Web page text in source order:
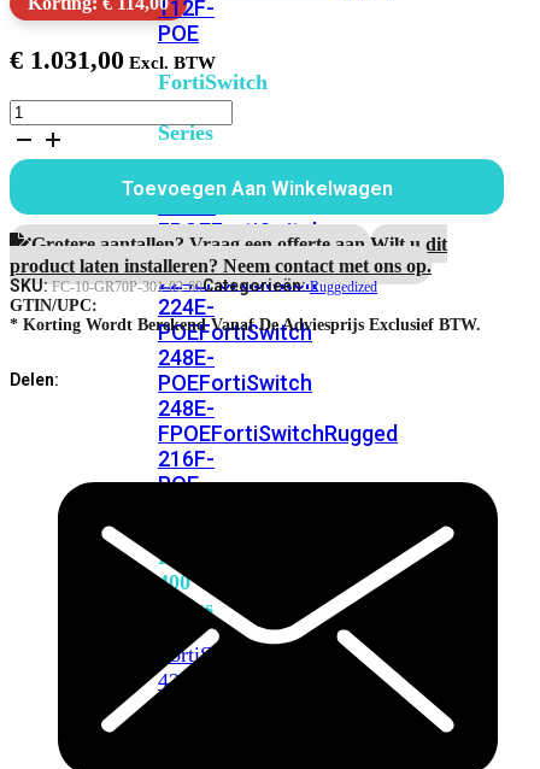
112F-
POE
FortiSwitch
200
Series
FortiSwitch
224D-
FPOEFortiSwitch
248D FortiSwitch
224EFortiswitch
224E-
POEFortiSwitch
248E-
POEFortiSwitch
248E-
FPOEFortiSwitchRugged
216F-
POE
FortiSwitch
400
Series
FortiSwitch
424E
€ 1.031,00
FortiGateRugged-
70G
Jaar
Secure
RMA
Service
aantal
Toevoegen Aan Winkelwagen
Grotere aantallen? Vraag een offerte aan.Wilt u dit
product laten installeren? Neem contact met ons op.
SKU:FC-10-GR70P-301-02-60Categorieën:Ruggedized
GTIN/UPC:
* Korting Wordt Berekend Vanaf De Adviesprijs Exclusief BTW.
Delen: